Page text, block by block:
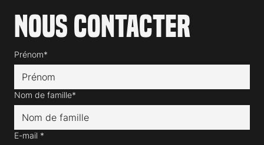
Nous contacter
Prénom*
Nom de famille*
E-mail *